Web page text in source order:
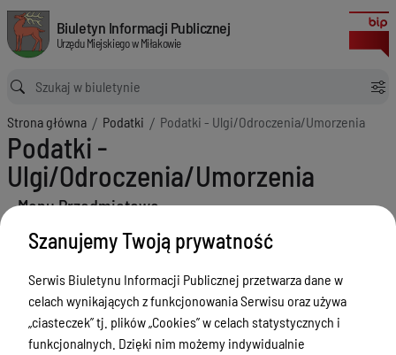
Podatki - Ulgi/Odroczenia/Umorzenia
Biuletyn Informacji Publicznej Urzędu Miejskiego w Miłakowie
Biuletyn Informacji Publicznej
Urzędu Miejskiego w Miłakowie
Ścieżka powrotu
Strona główna Podatki Podatki - Ulgi/Odroczenia/Umorzenia
Podatki -
Ulgi/Odroczenia/Umorzenia
Menu Przedmiotowe
Urząd Miejski w Miłakowie
Gmina Miłakowo
Majątek i finanse
Zamówienia publiczne
Szanujemy Twoją prywatność
Serwis Biuletynu Informacji Publicznej przetwarza dane w
celach wynikających z funkcjonowania Serwisu oraz używa
„ciasteczek” tj. plików „Cookies” w celach statystycznych i
funkcjonalnych. Dzięki nim możemy indywidualnie